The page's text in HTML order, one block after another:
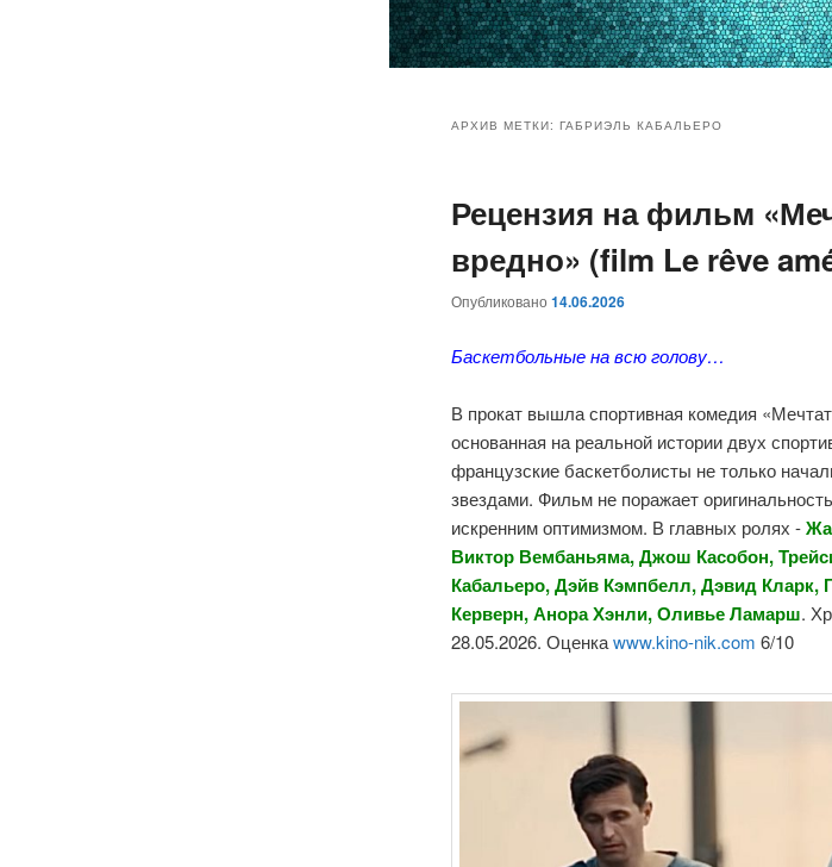
основному
содержимому
дополнительному
содержимому
АРХИВ МЕТКИ:ГАБРИЭЛЬ КАБАЛЬЕРО
Рецензия на фильм
вредно» (film Le rêve
Опубликовано14.06.2026
Баскетбольные на всю голову…
В прокат вышла спортивная комедия
основанная на реальной истории двух
французские баскетболисты не только
звездами. Фильм не поражает
искренним оптимизмом. В главных ролях -
Виктор Вембаньяма, Джош Касобон,
Кабальеро, Дэйв Кэмпбелл, Дэвид Кларк,
Керверн, Анора Хэнли, Оливье Ламарш.
28.05.2026. Оценкаwww.kino-nik.com 6/10